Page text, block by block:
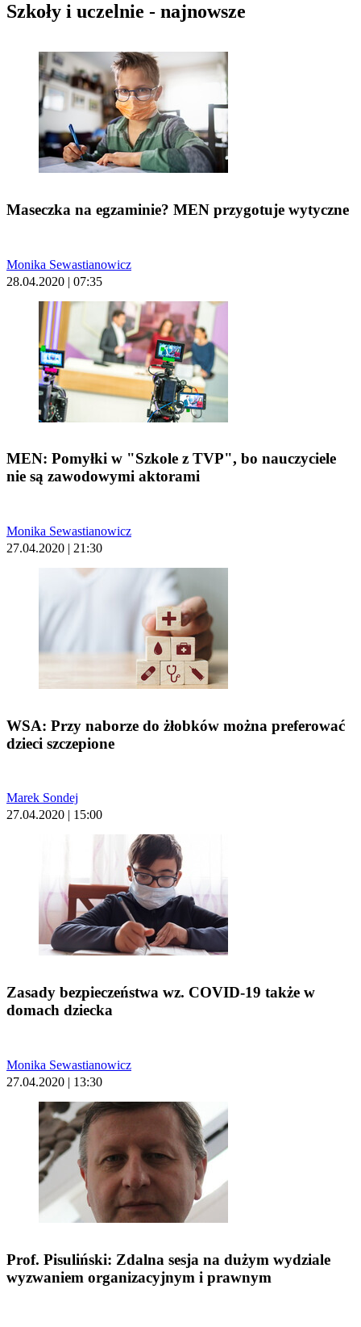
Szkoły i uczelnie - najnowsze
Maseczka na egzaminie? MEN przygotuje wytyczne
Monika Sewastianowicz
28.04.2020 | 07:35
MEN: Pomyłki w "Szkole z TVP", bo nauczyciele
nie są zawodowymi aktorami
Monika Sewastianowicz
27.04.2020 | 21:30
WSA: Przy naborze do żłobków można preferować
dzieci szczepione
Marek Sondej
27.04.2020 | 15:00
Zasady bezpieczeństwa wz. COVID-19 także w
domach dziecka
Monika Sewastianowicz
27.04.2020 | 13:30
Prof. Pisuliński: Zdalna sesja na dużym wydziale
wyzwaniem organizacyjnym i prawnym